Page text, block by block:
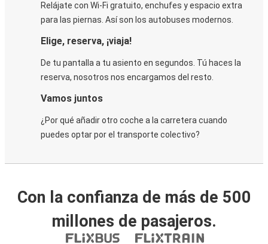
Relájate con Wi-Fi gratuito, enchufes y espacio extra
para las piernas. Así son los autobuses modernos.
Elige, reserva, ¡viaja!
De tu pantalla a tu asiento en segundos. Tú haces la
reserva, nosotros nos encargamos del resto.
Vamos juntos
¿Por qué añadir otro coche a la carretera cuando
puedes optar por el transporte colectivo?
Con la confianza de más de 500
millones de pasajeros.